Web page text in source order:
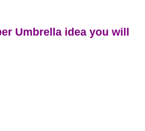
Umbrella idea you will